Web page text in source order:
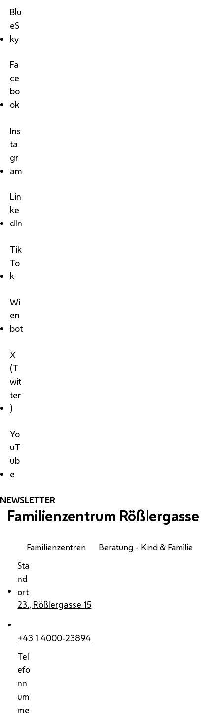
Blu
eS
ky
Fa
ce
bo
ok
Ins
ta
gr
am
Lin
ke
dIn
Tik
To
k
Wi
en
bot
X
(T
wit
ter
)
Yo
uT
ub
e
NEWSLETTER
Familienzentrum Rößlergasse
Familienzentren Beratung - Kind & Familie
Sta
nd
ort
23., Rößlergasse 15
+43 1 4000-23894
Tel
efo
nn
um
me